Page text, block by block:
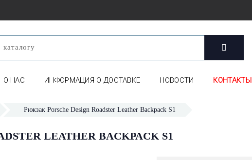
О НАС ИНФОРМАЦИЯ О ДОСТАВКЕ НОВОСТИ КОНТАКТЫ
Рюкзак Porsche Design Roadster Leather Backpack S1
LEATHER BACKPACK S1